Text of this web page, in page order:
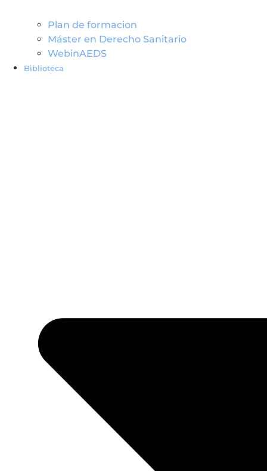
Plan de formacion
Máster en Derecho Sanitario
WebinAEDS
Biblioteca